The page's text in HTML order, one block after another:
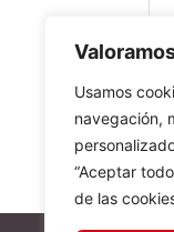
Usamos
navegación,
“Aceptar
de las